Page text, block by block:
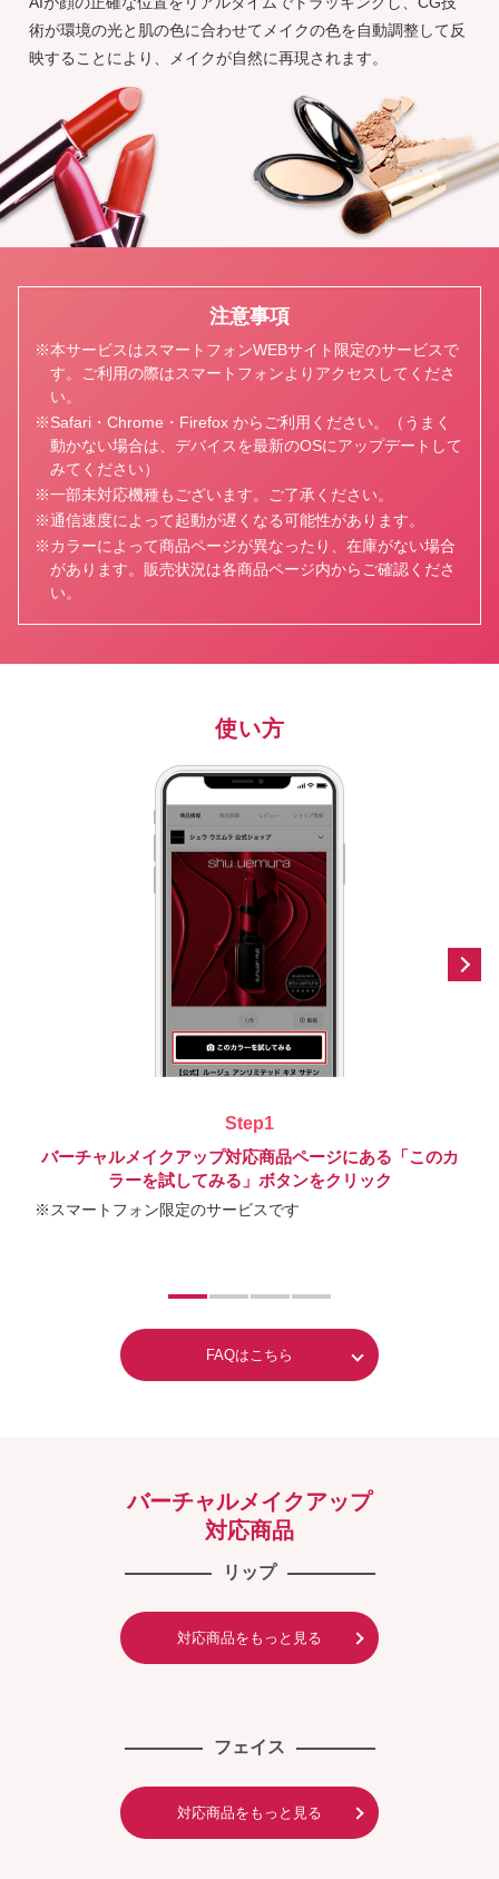
術が環境の光と肌の色に合わせてメイクの色を自動調整して反
映することにより、メイクが自然に再現されます。
注意事項
※本サービスはスマートフォンWEBサイト限定のサービスで
す。ご利用の際はスマートフォンよりアクセスしてくださ
い。
※Safari・Chrome・Firefox からご利用ください。（うまく
動かない場合は、デバイスを最新のOSにアップデートして
みてください）
※一部未対応機種もございます。ご了承ください。
※通信速度によって起動が遅くなる可能性があります。
※カラーによって商品ページが異なったり、在庫がない場合
があります。販売状況は各商品ページ内からご確認くださ
い。
使い方
Step1
バーチャルメイクアップ対応商品ページにある「このカ
ラーを試してみる」ボタンをクリック
※スマートフォン限定のサービスです
FAQはこちら
バーチャルメイクアップ
対応商品
リップ
対応商品をもっと見る
フェイス
対応商品をもっと見る